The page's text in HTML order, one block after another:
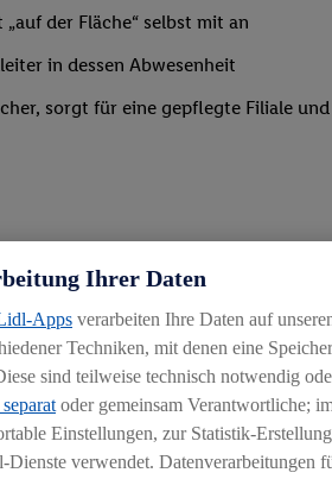
der Fläche“ selbst mit an
in dessen Abwesenheit
sorgt für eine gepflegte Filiale
in einer ähnlich
zu begeistern und zu motivieren
Ihrer Daten
Apps verarbeiten Ihre Daten auf
Techniken, mit denen eine
sind teilweise technisch notwendig
oder gemeinsam Verantwortliche;
Einstellungen, zur Statistik-
verwendet. Datenverarbeitungen